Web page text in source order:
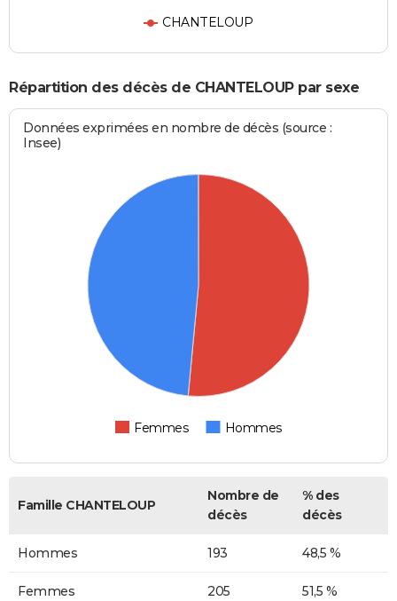
CHANTELOUP
Répartition des décès de CHANTELOUP par sexe
Données exprimées en nombre de décès (source :
Insee)
Femmes Hommes
Famille CHANTELOUP
Nombre de
décès
% des
décès
Hommes 193 48,5 %
Femmes 205 51,5 %